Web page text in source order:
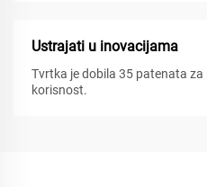
Ustrajati u inovacijama
Tvrtka je dobila 35 patenata
korisnost.